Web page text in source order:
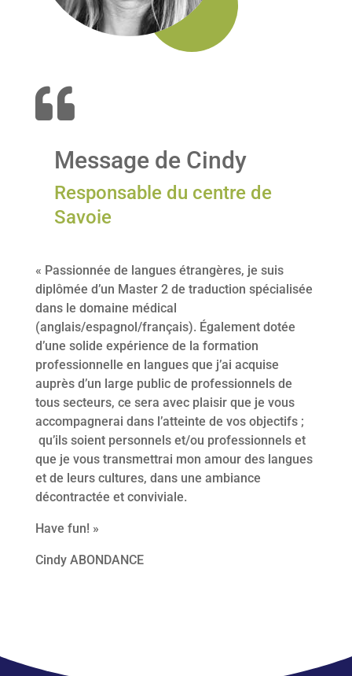

Message de Cindy
Responsable du centre de
Savoie
« Passionnée de langues étrangères, je suis
diplômée d’un Master 2 de traduction spécialisée
dans le domaine médical
(anglais/espagnol/français). Également dotée
d’une solide expérience de la formation
professionnelle en langues que j’ai acquise
auprès d’un large public de professionnels de
tous secteurs, ce sera avec plaisir que je vous
accompagnerai dans l’atteinte de vos objectifs ;
qu’ils soient personnels et/ou professionnels et
que je vous transmettrai mon amour des langues
et de leurs cultures, dans une ambiance
décontractée et conviviale.
Have fun! »
Cindy ABONDANCE